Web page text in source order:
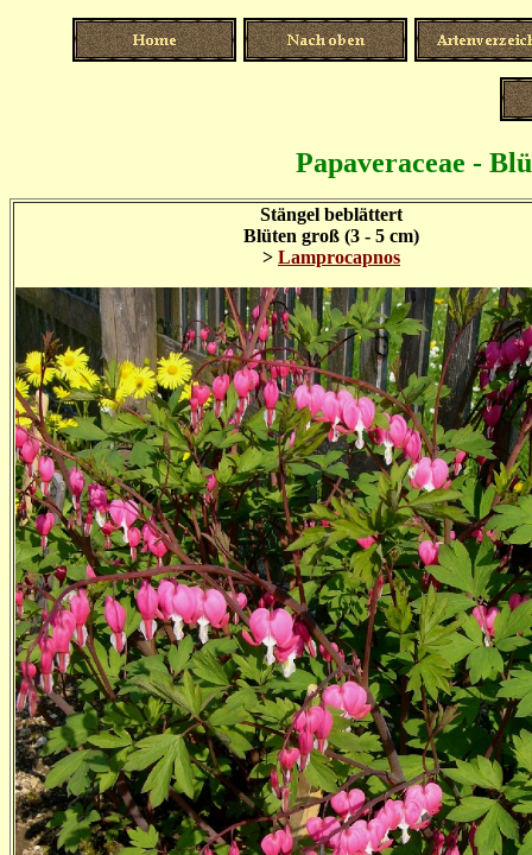
Papaveraceae -
Stängel beblättert
Blüten groß (3 - 5 cm)
> Lamprocapnos